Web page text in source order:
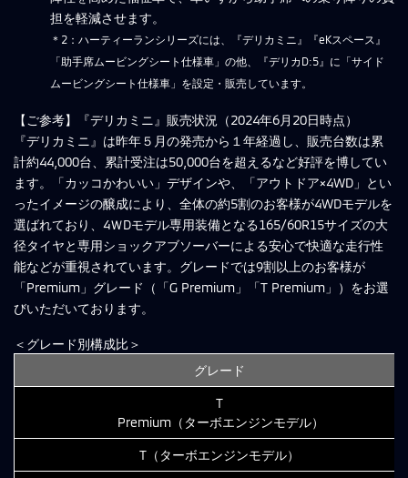
担を軽減させます。
＊2：ハーティーランシリーズには、『デリカミニ』『eKスペース』
「助手席ムービングシート仕様車」の他、『デリカD:5』に「サイド
ムービングシート仕様車」を設定・販売しています。
【ご参考】『デリカミニ』販売状況（2024年6月20日時点）
『デリカミニ』は昨年５月の発売から１年経過し、販売台数は累
計約44,000台、累計受注は50,000台を超えるなど好評を博してい
ます。「カッコかわいい」デザインや、「アウトドア×4WD」とい
ったイメージの醸成により、全体の約5割のお客様が4WDモデルを
選ばれており、4ＷDモデル専用装備となる165/60R15サイズの大
径タイヤと専用ショックアブソーバーによる安心で快適な走行性
能などが重視されています。グレードでは9割以上のお客様が
「Premium」グレード（「G Premium」「T Premium」）をお選
びいただいております。
＜グレード別構成比＞
グレード
T
Premium（ターボエンジンモデル）
T（ターボエンジンモデル）